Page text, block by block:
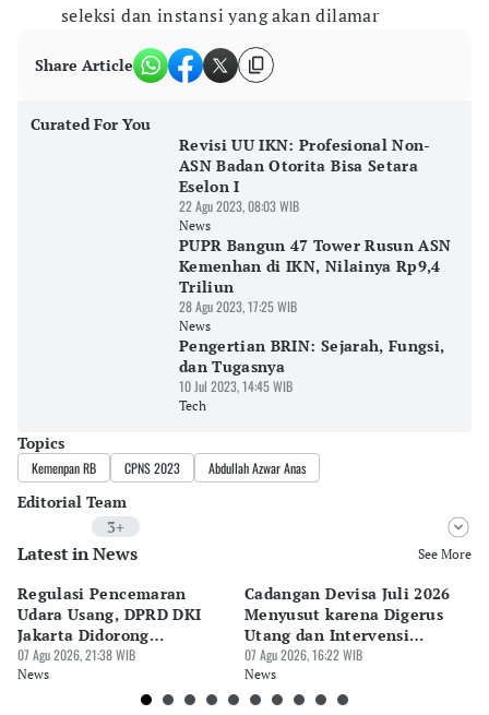
seleksi dan instansi yang akan dilamar
Share Article
Curated For You
Revisi UU IKN: Profesional Non-
ASN Badan Otorita Bisa Setara
Eselon I
22 Agu 2023, 08:03 WIB
News
PUPR Bangun 47 Tower Rusun ASN
Kemenhan di IKN, Nilainya Rp9,4
Triliun
28 Agu 2023, 17:25 WIB
News
Pengertian BRIN: Sejarah, Fungsi,
dan Tugasnya
10 Jul 2023, 14:45 WIB
Tech
Topics
Kemenpan RB CPNS 2023 Abdullah Azwar Anas
Editorial Team
3+
Editor
Editor
Eko Wahyudi
Tubagus Imam Satrio
Latest in News See More
Regulasi Pencemaran
Udara Usang, DPRD DKI
Jakarta Didorong
Prioritaskan Revisi Perda
07 Agu 2026, 21:38 WIB
News
Cadangan Devisa Juli 2026
Menyusut karena Digerus
Utang dan Intervensi
Rupiah
07 Agu 2026, 16:22 WIB
News